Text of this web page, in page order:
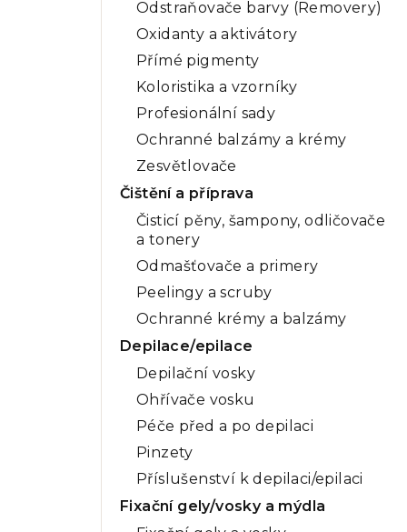
Odstraňovače barvy (Removery)
Oxidanty a aktivátory
Přímé pigmenty
Koloristika a vzorníky
Profesionální sady
Ochranné balzámy a krémy
Zesvětlovače
Čištění a příprava
Čisticí pěny, šampony, odličovače
a tonery
Odmašťovače a primery
Peelingy a scruby
Ochranné krémy a balzámy
Depilace/epilace
Depilační vosky
Ohřívače vosku
Péče před a po depilaci
Pinzety
Příslušenství k depilaci/epilaci
Fixační gely/vosky a mýdla